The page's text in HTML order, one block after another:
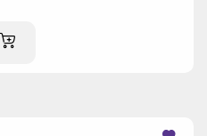
IM WARENKORB